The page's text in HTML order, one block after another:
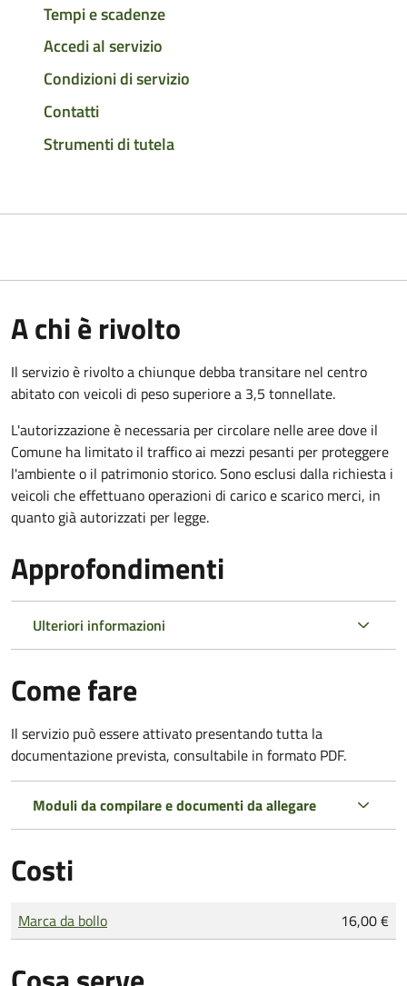
Tempi e scadenze
Accedi al servizio
Condizioni di servizio
Contatti
Strumenti di tutela
A chi è rivolto
Il servizio è rivolto a chiunque debba transitare nel centro
abitato con veicoli di peso superiore a 3,5 tonnellate.
L'autorizzazione è necessaria per circolare nelle aree dove il
Comune ha limitato il traffico ai mezzi pesanti per proteggere
l'ambiente o il patrimonio storico. Sono esclusi dalla richiesta i
veicoli che effettuano operazioni di carico e scarico merci, in
quanto già autorizzati per legge.
Approfondimenti
Ulteriori informazioni
Come fare
Il servizio può essere attivato presentando tutta la
documentazione prevista, consultabile in formato PDF.
Moduli da compilare e documenti da allegare
Costi
Tipo di pagamento
Importo
Marca da bollo 16,00 €